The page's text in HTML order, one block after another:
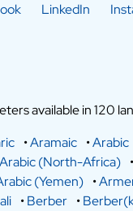
LinkedIn
available in 120
•Aramaic •Arabic
Arabic (North-Africa) •
(Yemen) •
•Berber •